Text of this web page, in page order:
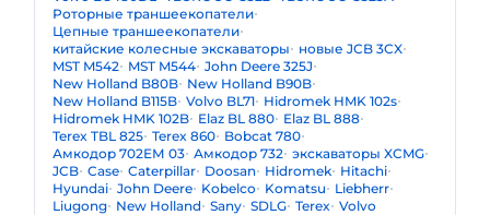
Роторные траншеекопатели
Цепные траншеекопатели
китайские колесные экскаваторы
новые JCB 3CX
MST M542 MST M544 John Deere 325J
New Holland B80B New Holland B90B
New Holland B115B Volvo BL71 Hidromek HMK 102s
Hidromek HMK 102B Elaz BL 880 Elaz BL 888
Terex TBL 825 Terex 860 Bobcat 780
Амкодор 702ЕМ 03 Амкодор 732 экскаваторы XCMG
JCB Case Caterpillar Doosan Hidromek Hitachi
Hyundai John Deere Kobelco Komatsu
Liebherr
Liugong New Holland Sany SDLG Terex Volvo